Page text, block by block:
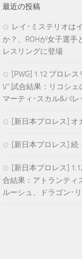
最近の投稿
レイ･ミステリオは
か？、ROHが女子選手
レスリングに登場
[PWG] 1.12 プロレ
V” 試合結果：リコシ
マーティ･スカル&バ
[新日本プロレス] オ
[新日本プロレス] 続
[新日本プロレス]
合結果：アトランティ
ルーシュ、ドラゴン･